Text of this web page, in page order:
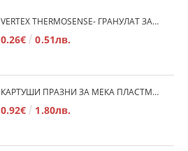
VERTEX THERMOSENSE- ГРАНУЛАТ ЗА МЕКИ ПРОТЕЗИ
0.26€ 0.51лв.
КАРТУШИ ПРАЗНИ ЗА МЕКА ПЛАСТМАСА
0.92€ 1.80лв.